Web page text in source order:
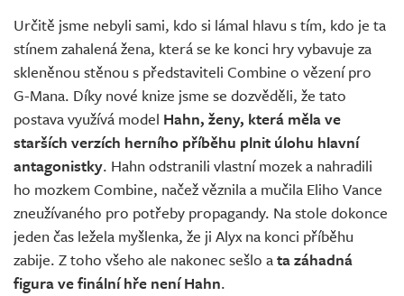
Určitě jsme nebyli sami, kdo si lámal hlavu s tím, kdo je ta
stínem zahalená žena, která se ke konci hry vybavuje za
skleněnou stěnou s představiteli Combine o vězení pro
G-Mana. Díky nové knize jsme se dozvěděli, že tato
postava využívá model Hahn, ženy, která měla ve
starších verzích herního příběhu plnit úlohu hlavní
antagonistky. Hahn odstranili vlastní mozek a nahradili
ho mozkem Combine, načež věznila a mučila Eliho Vance
zneužívaného pro potřeby propagandy. Na stole dokonce
jeden čas ležela myšlenka, že ji Alyx na konci příběhu
zabije. Z toho všeho ale nakonec sešlo ata záhadná
figura ve finální hře není Hahn.